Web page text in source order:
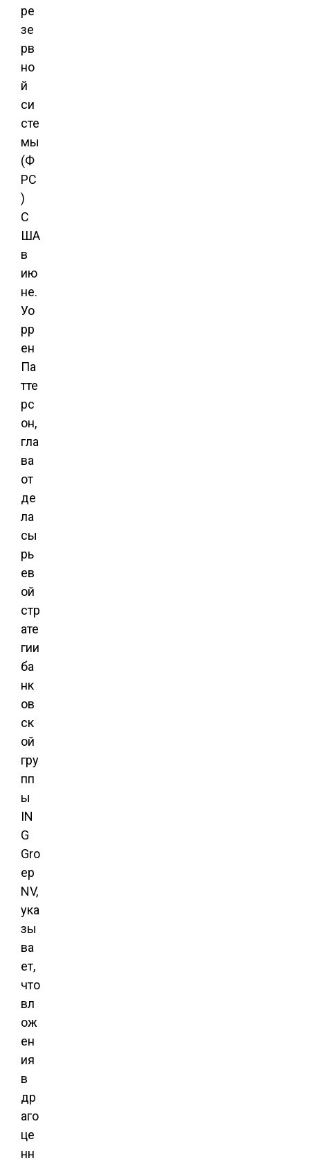
ре
зе
рв
но
й
си
сте
мы
(Ф
РС
)
С
ША
в
ию
не.
Уо
рр
ен
Па
тте
рс
он,
гла
ва
от
де
ла
сы
рь
ев
ой
стр
ате
гии
ба
нк
ов
ск
ой
гру
пп
ы
IN
G
Gro
ep
NV,
ука
зы
ва
ет,
что
вл
ож
ен
ия
в
др
аго
це
нн